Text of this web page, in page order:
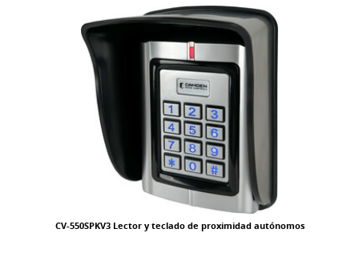
CV-550SPKV3 Lector y teclado de proximidad autónomos